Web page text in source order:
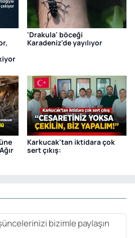
'Drakula' böceği
Karadeniz'de yayılıyor
Karkucak'tan iktidara çok
sert çıkış: